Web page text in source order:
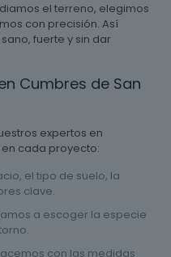
el terreno, elegimos
con precisión. Así
fuerte y sin dar
Cumbres de San
expertos en
cada proyecto:
el tipo de suelo, la
clave.
a escoger la especie
con las medidas